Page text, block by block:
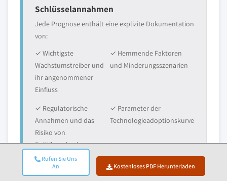
Rufen Sie Uns
An
Kostenloses PDF Herunterladen
Schlüsselannahmen
Jede Prognose enthält eine explizite Dokumentation
von:
✓ Wichtigste
Wachstumstreiber und
ihr angenommener
Einfluss
✓ Hemmende Faktoren
und Minderungsszenarien
✓ Regulatorische
Annahmen und das
Risiko von
Politikwechseln
✓ Parameter der
Technologieadoptionskurve
✓ Makroökonomische
Annahmen (BIP-
✓ Wettbewerbsdynamik
und Erwartungen beim